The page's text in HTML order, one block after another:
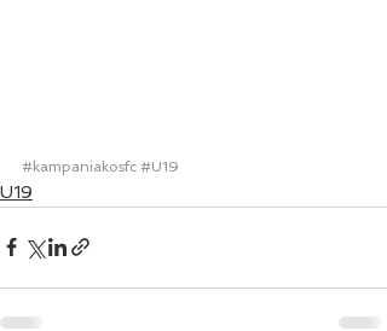
#kampaniakosfc #U19
U19